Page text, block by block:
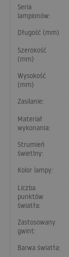
Seria
lampionów:
Długość (mm)
Szerokość
(mm)
Wysokość
(mm)
Zasilanie:
Materiał
wykonania:
Strumień
świetlny:
Kolor lampy:
Liczba
punktów
światła:
Zastosowany
gwint:
Barwa światła: